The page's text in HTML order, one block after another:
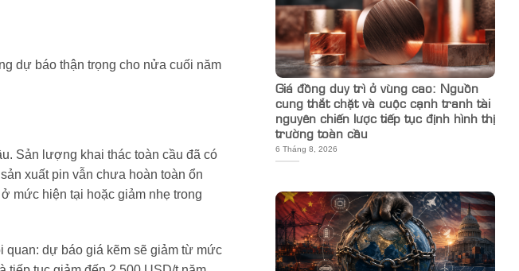
dự báo thận trọng cho nửa cuối năm
Sản lượng khai thác toàn cầu đã có
xuất pin vẫn chưa hoàn toàn ổn
mức hiện tại hoặc giảm nhẹ trong
quan: dự báo giá kẽm sẽ giảm từ mức
Giá đồng duy trì ở vùng cao: Nguồn
cung thắt chặt và cuộc cạnh tranh tài
nguyên chiến lược tiếp tục định hình thị
trường toàn cầu
6 Tháng 8, 2026